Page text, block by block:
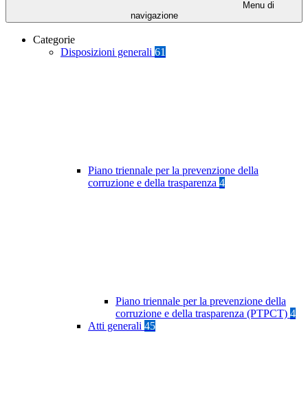
Menu di
navigazione
Categorie
Disposizioni generali 61
Piano triennale per la prevenzione della
corruzione e della trasparenza 4
Piano triennale per la prevenzione della
corruzione e della trasparenza (PTPCT) 4
Atti generali 45